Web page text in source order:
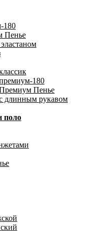
180
Пенье
180
Пенье
длинным рукавом
поло